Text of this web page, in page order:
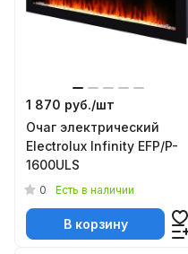
1 870 руб./шт
Очаг электрический
Electrolux Infinity EFP/P-
1600ULS
0 Есть в наличии
В корзину